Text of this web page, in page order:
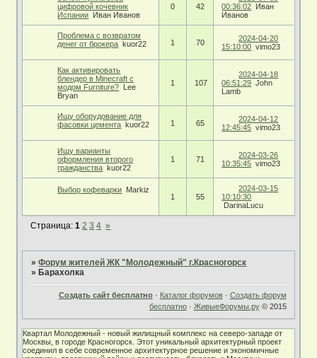
цифровой кочевник
Испании Иван Иванов
0 42
00:36:02 Иван
Иванов
Проблема с возвратом
денег от брокера kuor22 1 70
2024-04-20
15:10:00 vimo23
Как активировать
блендер в Minecraft с
модом Furniture? Lee
Bryan
1 107
2024-04-18
06:51:29 John
Lamb
Ищу оборудование для
фасовки цемента kuor22 1 65
2024-04-12
12:45:45 vimo23
Ищу варианты
оформления второго
гражданства kuor22
1 71
2024-03-26
10:35:45 vimo23
Выбор кофеварки Markiz
1
55
2024-03-15
10:10:30
DarinaLucu
Страница:1 2 3 4 »
»Форум жителей ЖК "Молодежный" г.Красногорск
» Барахолка
Создать сайт бесплатно· Каталог форумов· Создать форум
бесплатно· ЖивыеФорумы.ру© 2015
Квартал Молодежный - новый жилищный комплекс на северо-западе от
Москвы, в городе Красногорск. Этот уникальный архитектурный проект
соединил в себе современное архитектурное решение и экономичные